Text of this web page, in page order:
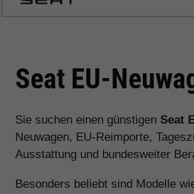
Seat EU-
Sie suchen einen günstigen Seat
Neuwagen, EU-Reimporte,
Ausstattung und bundesweiter
Besonders beliebt sind Modelle